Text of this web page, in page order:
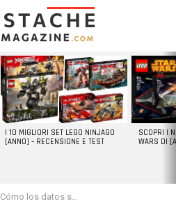
I 10 MIGLIORI SET LEGO NINJAGO
[ANNO] – RECENSIONE E TEST
SCOPRI I
WARS DI
Cómo los datos sobre divisas pueden ayudar a su tienda online